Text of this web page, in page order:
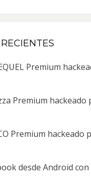
Premium
Premium hackeado
Premium hackeado
desde Android con